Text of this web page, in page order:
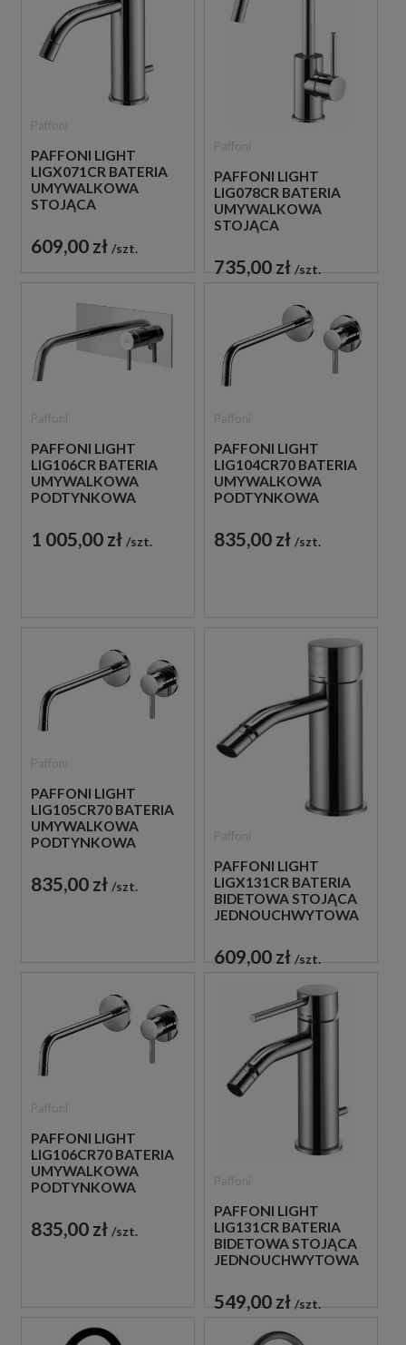
PAFFONI LIGHT
LIGX071CR BATERIA
UMYWALKOWA
STOJĄCA
CHROM
609,00 zł szt.
PAFFONI LIGHT
LIG078CR BATERIA
UMYWALKOWA
STOJĄCA
CHROM
735,00 zł szt.
PAFFONI LIGHT
LIG106CR BATERIA
UMYWALKOWA
PODTYNKOWA
CHROM
1 005,00 zł szt.
PAFFONI LIGHT
LIG104CR70 BATERIA
UMYWALKOWA
PODTYNKOWA
CHROM
835,00 zł szt.
PAFFONI LIGHT
LIG105CR70 BATERIA
UMYWALKOWA
PODTYNKOWA
CHROM
835,00 zł szt.
PAFFONI LIGHT
LIGX131CR BATERIA
BIDETOWA STOJĄCA
JEDNOUCHWYTOWA
609,00 zł szt.
PAFFONI LIGHT
LIG106CR70 BATERIA
UMYWALKOWA
PODTYNKOWA
CHROM
835,00 zł szt.
PAFFONI LIGHT
LIG131CR BATERIA
BIDETOWA STOJĄCA
JEDNOUCHWYTOWA
549,00 zł szt.